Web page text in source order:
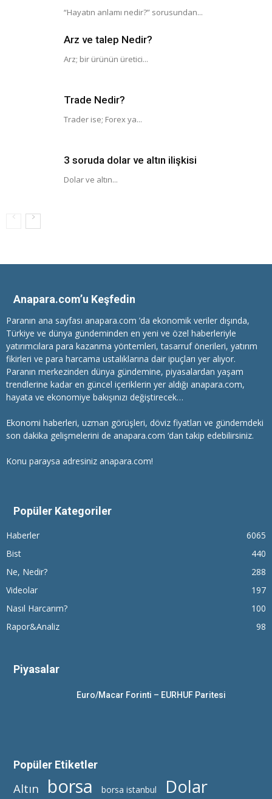
“Hayatın anlamı nedir?” sorusundan...
Arz ve talep Nedir?
Arz; bir ürünün üretici...
Trade Nedir?
Trader ise; Forex ya...
3 soruda dolar ve altın ilişkisi
Dolar ve altın...
Anapara.com’u Keşfedin
Paranın ana sayfası anapara.com ’da ekonomik veriler dışında,
Türkiye ve dünya gündeminden en yeni ve özel haberleriyle
yatırımcılara para kazanma yöntemleri, tasarruf önerileri, yatırım
fikirleri ve para harcama ustalıklarına dair ipuçları yer alıyor.
Paranın merkezinden dünya gündemine, piyasalardan yaşam
trendlerine kadar en güncel içeriklerin yer aldığı anapara.com,
hayata ve ekonomiye bakışınızı değiştirecek…
Ekonomi haberleri, uzman görüşleri, döviz fiyatları ve gündemdeki
son dakika gelişmelerini de anapara.com ‘dan takip edebilirsiniz.
Konu paraysa adresiniz anapara.com!
Popüler Kategoriler
Haberler
6065
Bist
440
Ne, Nedir?
288
Videolar
197
Nasıl Harcarım?
100
Rapor&Analiz
98
Piyasalar
Euro/Macar Forinti – EURHUF Paritesi
Popüler Etiketler
Altın borsa borsa istanbul Dolar